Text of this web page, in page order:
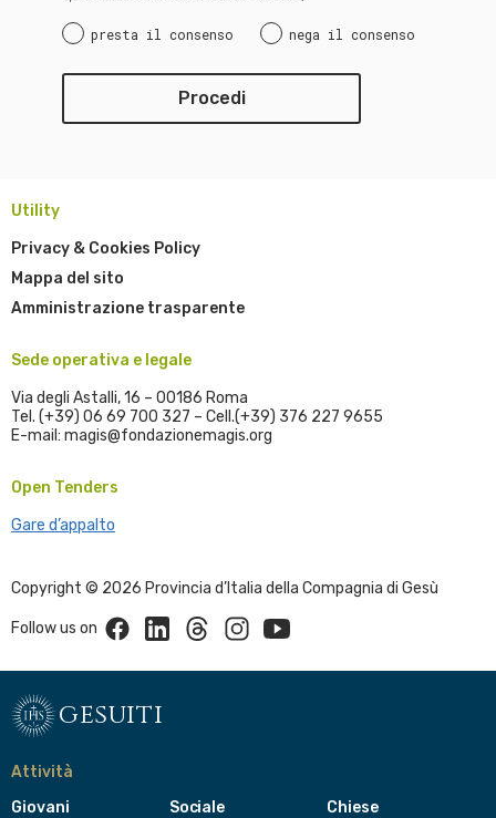
presta il consenso nega il consenso
Utility
Privacy & Cookies Policy
Mappa del sito
Amministrazione trasparente
Sede operativa e legale
Via degli Astalli, 16 – 00186 Roma
Tel. (+39) 06 69 700 327 – Cell.(+39) 376 227 9655
E-mail: magis@fondazionemagis.org
Open Tenders
Gare d’appalto
Copyright © 2026 Provincia d’Italia della Compagnia di Gesù
Follow us on FacebookLinkedinThreadsInstagramYoutube
gesuiti
Attività
Giovani
Sociale Chiese